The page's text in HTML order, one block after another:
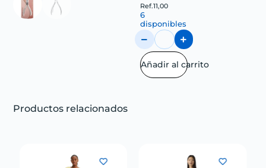
Ref.11,00
6
disponibles
Añadir al carrito
Productos relacionados